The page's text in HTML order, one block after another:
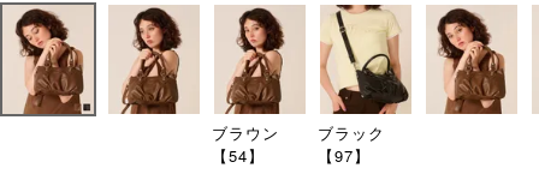
ブラウン
【54】
ブラック
【97】